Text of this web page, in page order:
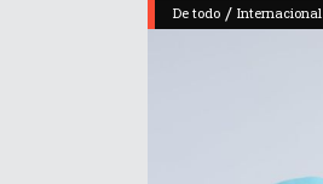
De todo / Internacional